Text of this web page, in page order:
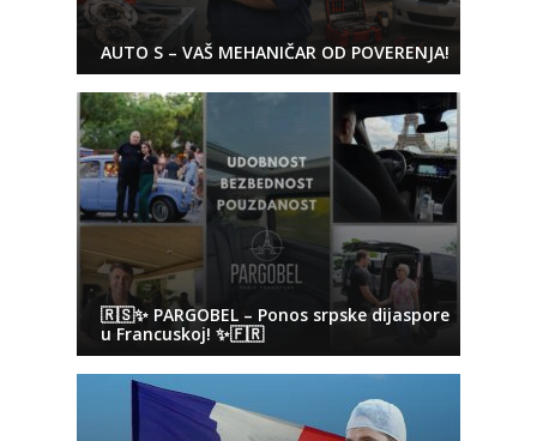
AUTO S – VAŠ MEHANIČAR OD POVERENJA!
🇷🇸✨ PARGOBEL – Ponos srpske dijaspore
u Francuskoj! ✨🇫🇷